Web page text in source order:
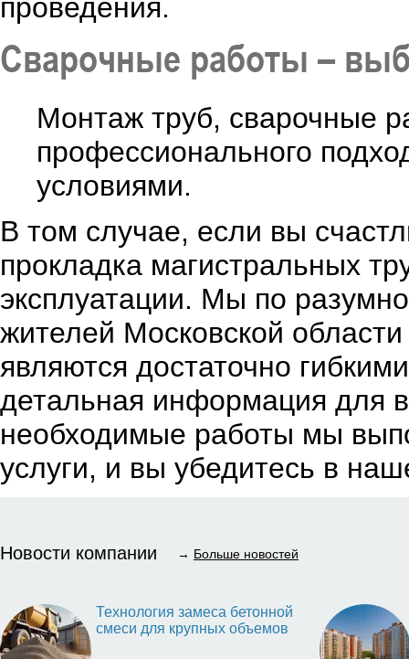
проведения.
Сварочные работы –
Монтаж труб, сварочные
профессионального
условиями.
В том случае, если вы
прокладка магистральных
эксплуатации. Мы по
жителей Московской
являются достаточно
детальная информация для
необходимые работы мы
услуги, и вы убедитесь в
Новости компании → Больше новостей
Технология замеса бетонной
смеси для крупных объемов